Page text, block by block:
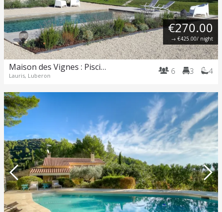
€270.00
→ €425.00/ night
Maison des Vignes : Piscine et Charme à Lauris
Lauris, Luberon 6 3 4